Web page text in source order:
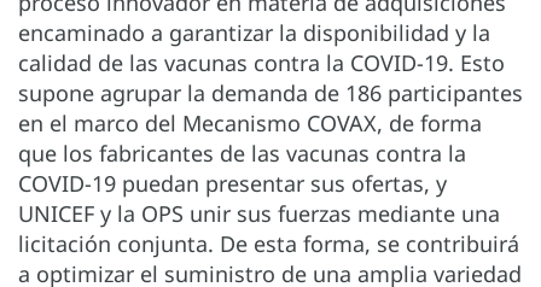
encaminado a garantizar la disponibilidad y la
calidad de las vacunas contra la COVID-19. Esto
supone agrupar la demanda de 186 participantes
en el marco del Mecanismo COVAX, de forma
que los fabricantes de las vacunas contra la
COVID-19 puedan presentar sus ofertas, y
UNICEF y la OPS unir sus fuerzas mediante una
licitación conjunta. De esta forma, se contribuirá
a optimizar el suministro de una amplia variedad